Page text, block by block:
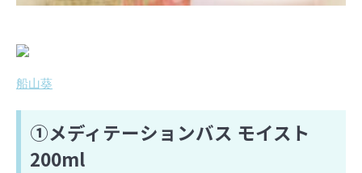
船山葵
①メディテーションバス モイスト
200ml